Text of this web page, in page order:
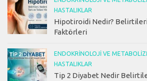
HASTALIKLAR
Hipotiroidi Nedir?
Faktörleri
ENDOKRINOLOJI VE
HASTALIKLAR
Tip 2 Diyabet Nedir